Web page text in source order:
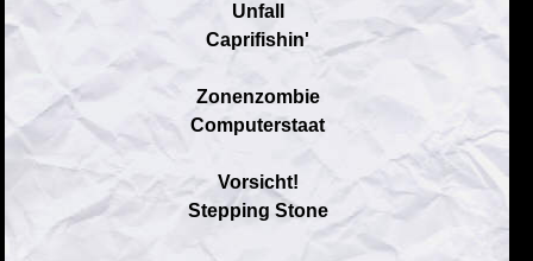
Unfall
Caprifishin'
Zonenzombie
Computerstaat
Vorsicht!
Stepping Stone